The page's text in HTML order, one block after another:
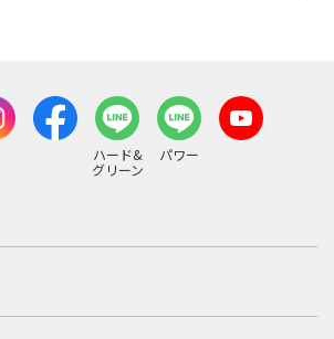
ハード&
グリーン
パワー